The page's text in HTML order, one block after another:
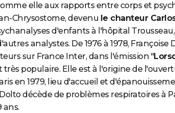
elle aux rapports entre corps et
Chrysostome, devenu le chanteur
d'enfants à l'hôpital
analystes. De 1976 à 1978, Françoise
sur France Inter, dans l'émission "
très populaire. Elle est à l'origine de
en 1979, lieu d'accueil et
décède de problèmes respiratoires à
ans.